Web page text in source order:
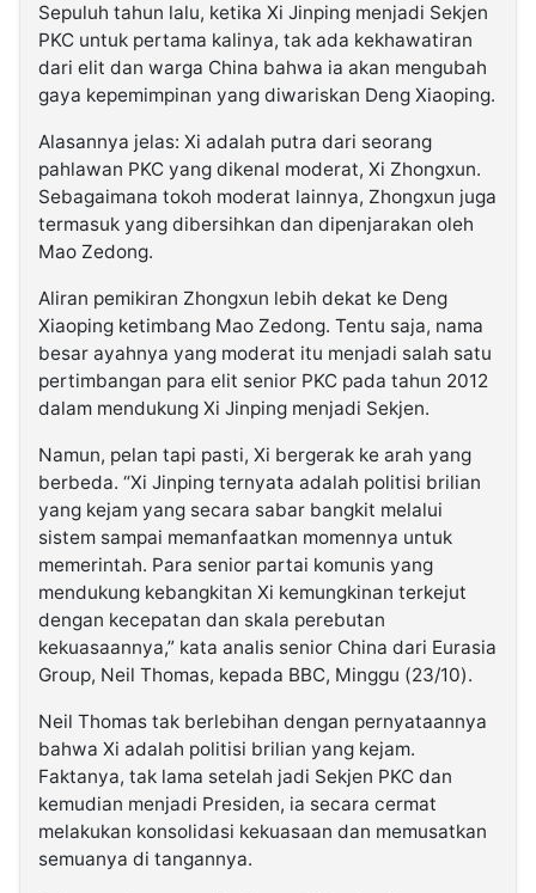
Sepuluh tahun lalu, ketika Xi Jinping menjadi Sekjen
PKC untuk pertama kalinya, tak ada kekhawatiran
dari elit dan warga China bahwa ia akan mengubah
gaya kepemimpinan yang diwariskan Deng Xiaoping.
Alasannya jelas: Xi adalah putra dari seorang
pahlawan PKC yang dikenal moderat, Xi Zhongxun.
Sebagaimana tokoh moderat lainnya, Zhongxun juga
termasuk yang dibersihkan dan dipenjarakan oleh
Mao Zedong.
Aliran pemikiran Zhongxun lebih dekat ke Deng
Xiaoping ketimbang Mao Zedong. Tentu saja, nama
besar ayahnya yang moderat itu menjadi salah satu
pertimbangan para elit senior PKC pada tahun 2012
dalam mendukung Xi Jinping menjadi Sekjen.
Namun, pelan tapi pasti, Xi bergerak ke arah yang
berbeda. “Xi Jinping ternyata adalah politisi brilian
yang kejam yang secara sabar bangkit melalui
sistem sampai memanfaatkan momennya untuk
memerintah. Para senior partai komunis yang
mendukung kebangkitan Xi kemungkinan terkejut
dengan kecepatan dan skala perebutan
kekuasaannya,” kata analis senior China dari Eurasia
Group, Neil Thomas, kepada BBC, Minggu (23/10).
Neil Thomas tak berlebihan dengan pernyataannya
bahwa Xi adalah politisi brilian yang kejam.
Faktanya, tak lama setelah jadi Sekjen PKC dan
kemudian menjadi Presiden, ia secara cermat
melakukan konsolidasi kekuasaan dan memusatkan
semuanya di tangannya.